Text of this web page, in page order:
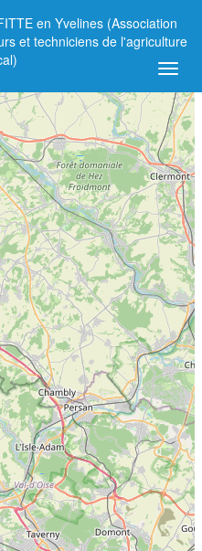
en Yvelines (Association
et techniciens de l'agriculture